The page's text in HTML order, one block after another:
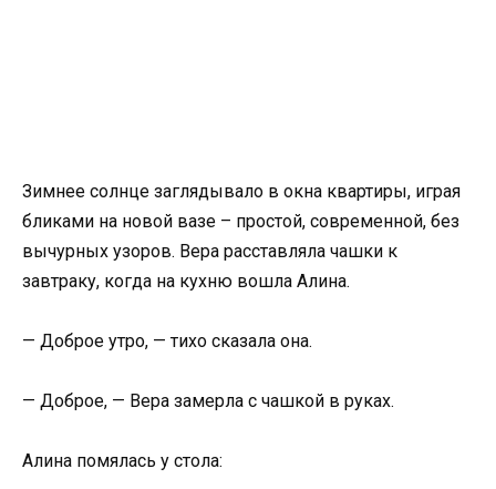
Зимнее солнце заглядывало в окна квартиры, играя
бликами на новой вазе – простой, современной, без
вычурных узоров. Вера расставляла чашки к
завтраку, когда на кухню вошла Алина.
— Доброе утро, — тихо сказала она.
— Доброе, — Вера замерла с чашкой в руках.
Алина помялась у стола: